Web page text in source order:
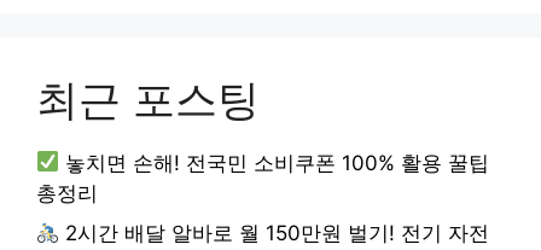
최근 포스팅
놓치면 손해! 전국민 소비쿠폰 100% 활용 꿀팁
총정리
2시간 배달 알바로 월 150만원 벌기! 전기 자전